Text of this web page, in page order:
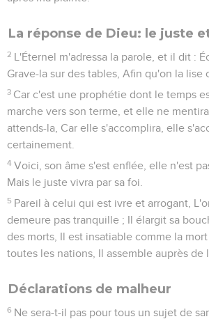
La réponse de Dieu: le juste
2 L'Éternel m'adressa la parole, et il dit :
Grave-la sur des tables, Afin qu'on la lise
3 Car c'est une prophétie dont le temps
marche vers son terme, et elle ne
attends-la, Car elle s'accomplira, elle
certainement.
4 Voici, son âme s'est enflée, elle n'est
Mais le juste vivra par sa foi.
5 Pareil à celui qui est ivre et arrogant,
demeure pas tranquille ; Il élargit sa
des morts, Il est insatiable comme la
toutes les nations, Il assemble auprès de
Déclarations de malheur
6 Ne sera-t-il pas pour tous un sujet de